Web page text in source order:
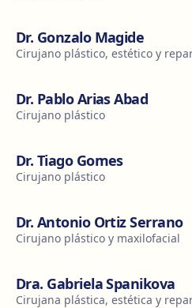
Dr. Gonzalo Magide
Cirujano plástico, estético y
Dr. Pablo Arias Abad
Cirujano plástico
Dr. Tiago Gomes
Cirujano plástico
Dr. Antonio Ortiz Serrano
Cirujano plástico y maxilofacial
Dra. Gabriela Spanikova
Cirujana plástica, estética y